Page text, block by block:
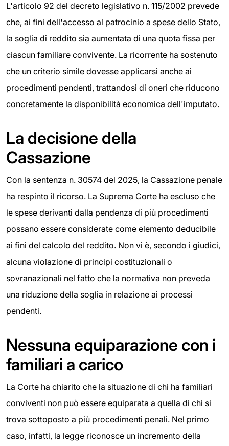
L'articolo 92 del decreto legislativo n. 115/2002 prevede
che, ai fini dell'accesso al patrocinio a spese dello Stato,
la soglia di reddito sia aumentata di una quota fissa per
ciascun familiare convivente. La ricorrente ha sostenuto
che un criterio simile dovesse applicarsi anche ai
procedimenti pendenti, trattandosi di oneri che riducono
concretamente la disponibilità economica dell'imputato.
La decisione della
Cassazione
Con la sentenza n. 30574 del 2025, la Cassazione penale
ha respinto il ricorso. La Suprema Corte ha escluso che
le spese derivanti dalla pendenza di più procedimenti
possano essere considerate come elemento deducibile
ai fini del calcolo del reddito. Non vi è, secondo i giudici,
alcuna violazione di principi costituzionali o
sovranazionali nel fatto che la normativa non preveda
una riduzione della soglia in relazione ai processi
pendenti.
Nessuna equiparazione con i
familiari a carico
La Corte ha chiarito che la situazione di chi ha familiari
conviventi non può essere equiparata a quella di chi si
trova sottoposto a più procedimenti penali. Nel primo
caso, infatti, la legge riconosce un incremento della